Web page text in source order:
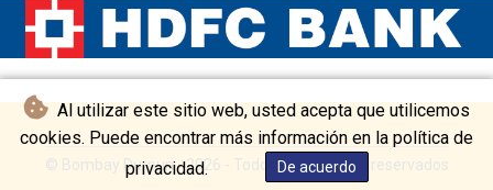
Al utilizar este sitio web, usted acepta que utilicemos
cookies. Puede encontrar más información en la política de
privacidad.
De acuerdo
SGD 1.477661
SLE 28.445176
SOS 658.791814
STD 23929.673396
STN 24.499696
SVC 10.085875
SZL 18.722767
© Bombay Durpun - 2026 - Todos los derechos reservados